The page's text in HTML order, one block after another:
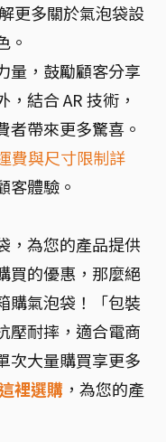
更多關於氣泡袋設
。
量，鼓勵顧客分享
結合 AR 技術，
者帶來更多驚喜。
費與尺寸限制詳
客體驗。
，為您的產品提供
買的優惠，那麼絕
購氣泡袋！「包裝
壓耐摔，適合電商
次大量購買享更多
裡選購 ，為您的產